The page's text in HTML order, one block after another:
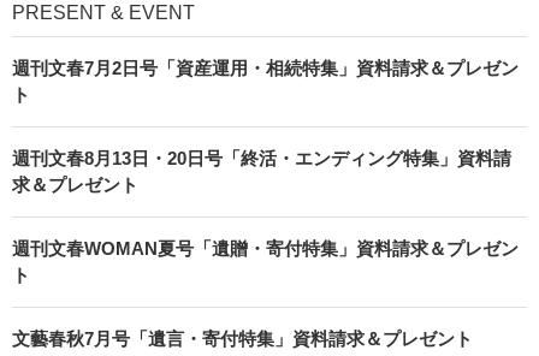
PRESENT & EVENT
週刊文春7月2日号「資産運用・相続特集」資料請求＆プレゼン
ト
週刊文春8月13日・20日号「終活・エンディング特集」資料請
求＆プレゼント
週刊文春WOMAN夏号「遺贈・寄付特集」資料請求＆プレゼン
ト
文藝春秋7月号「遺言・寄付特集」資料請求＆プレゼント